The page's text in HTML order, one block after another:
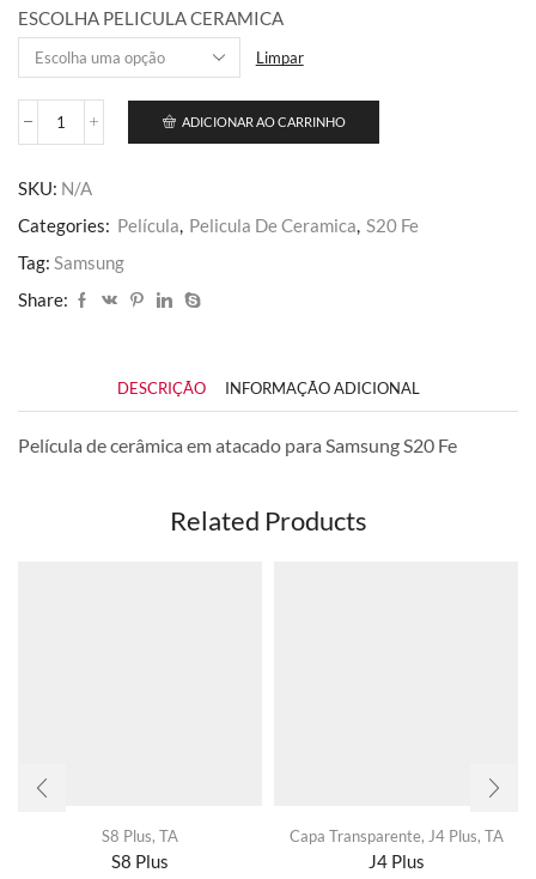
R$ 1,20
através
R$ 60,00
ESCOLHA PELICULA CERAMICA
Limpar
S20
ADICIONAR AO CARRINHO
SKU: N/A
Categories: Película, Pelicula De Ceramica, S20 Fe
Tag: Samsung
Share:
DESCRIÇÃO INFORMAÇÃO ADICIONAL
Película de cerâmica em atacado para Samsung S20 Fe
Related Products
S8 Plus, TA
S8 Plus
Capa Transparente, J4 Plus, TA
J4 Plus